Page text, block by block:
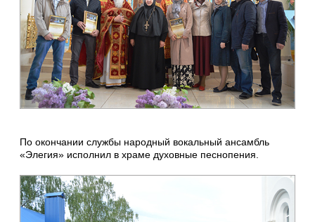
По окончании службы народный вокальный ансамбль
«Элегия» исполнил в храме духовные песнопения.